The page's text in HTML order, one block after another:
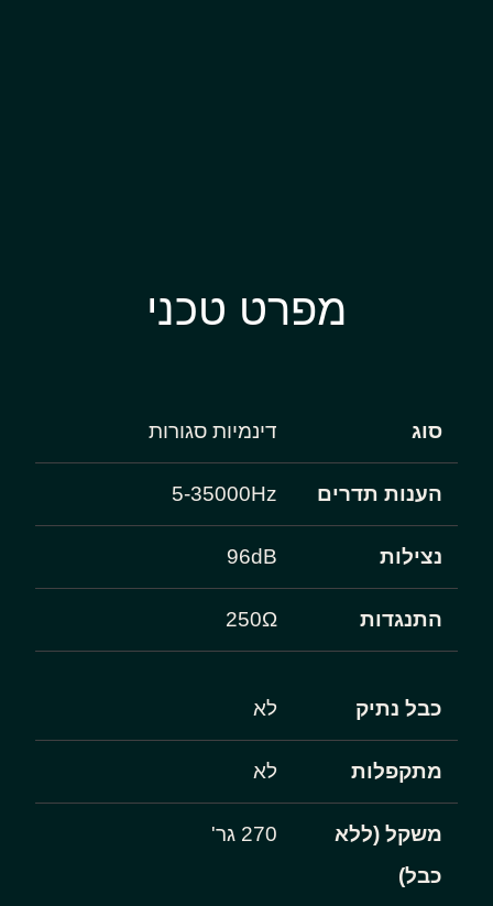
מפרט טכני
סוג דינמיות סגורות
הענות תדרים 5-35000Hz
נצילות 96dB
התנגדות 250Ω
כבל נתיק לא
מתקפלות לא
משקל (ללא
כבל)
270 גר'